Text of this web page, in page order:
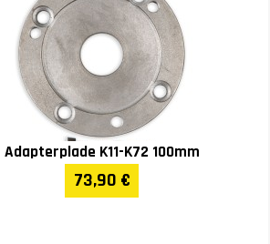
Adapterplade K11-K72 100mm
73,90 €